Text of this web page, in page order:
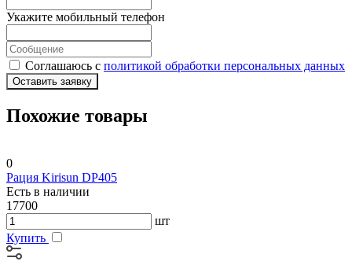
Укажите мобильный телефон
Соглашаюсь с политикой обработки персональных данных
Оставить заявку
Похожие товары
0
Рация Kirisun DP405
Есть в наличии
17700
шт
Купить